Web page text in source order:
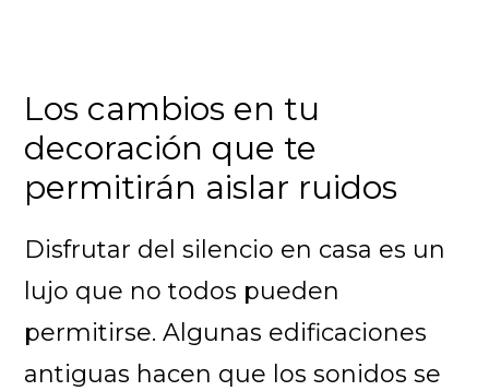
Los cambios en tu
decoración que te
permitirán aislar ruidos
Disfrutar del silencio en casa es un
lujo que no todos pueden
permitirse. Algunas edificaciones
antiguas hacen que los sonidos se